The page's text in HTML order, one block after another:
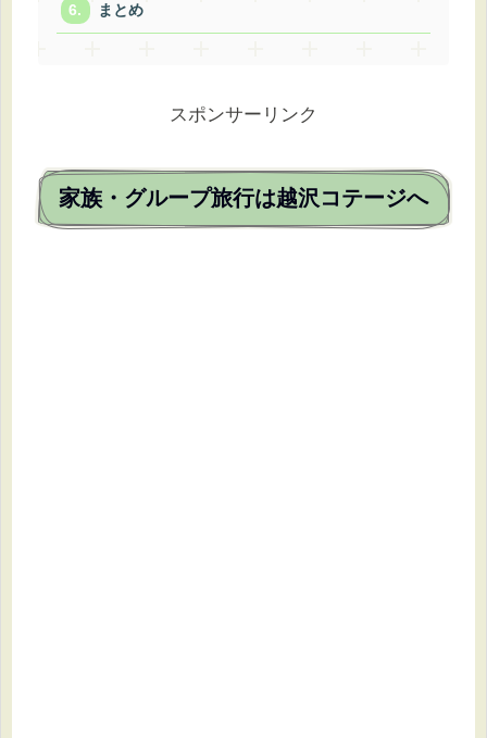
まとめ
スポンサーリンク
家族・グループ旅行は越沢コテージへ